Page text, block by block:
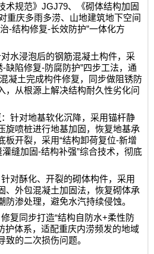
术规范》JGJ79、《砌体结构加固
重庆多雨多涝、山地建筑地下空间
-结构修复-长效防护”一体化方
对水浸泡后的钢筋混凝土构件，采
-缺陷修复-防腐防护”四步工法，通
凝土完成构件修复，同步做阻锈防
，从根源上解决结构耐久性劣化问
：针对地基软化沉降，采用锚杆静
旋喷桩进行地基加固，恢复地基承
板开裂，采用“结构卸荷复位-新增
灌缝加固-结构补强”综合技术，彻底
针对酥化、开裂的砌体构件，采用
、外包混凝土加固法，恢复砌体承
防渗处理，避免水汽持续侵蚀。
修复同步打造“结构自防水+柔性防
护体系，适配重庆内涝频发的地域
致的二次损伤问题。